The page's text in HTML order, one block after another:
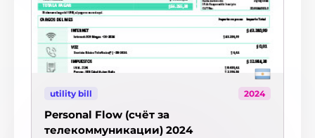
utility bill 2024
Personal Flow (счёт за
телекоммуникации) 2024